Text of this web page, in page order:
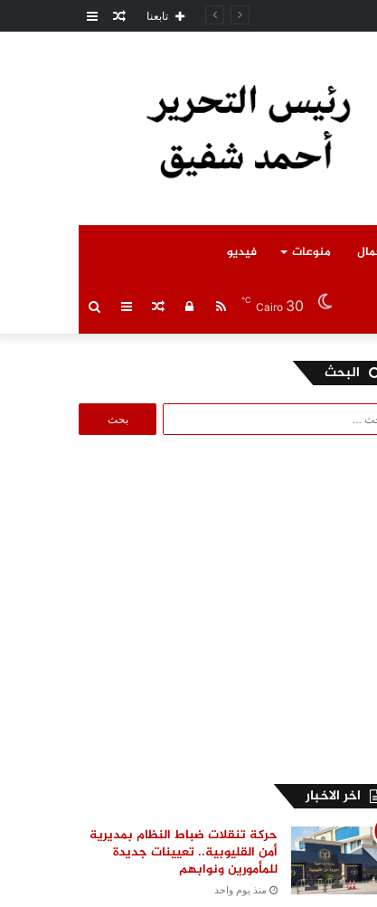
عمودمقال تابعنا
منوعات فيديو
بحث عمود مقالتسجيل RSS Cairo 30
℃
البحث
عن:
اخر الاخبار
حركة تنقلات ضباط النظام بمديرية
أمن القليوبية.. تعيينات جديدة
للمأمورين ونوابهم
منذ يوم واحد